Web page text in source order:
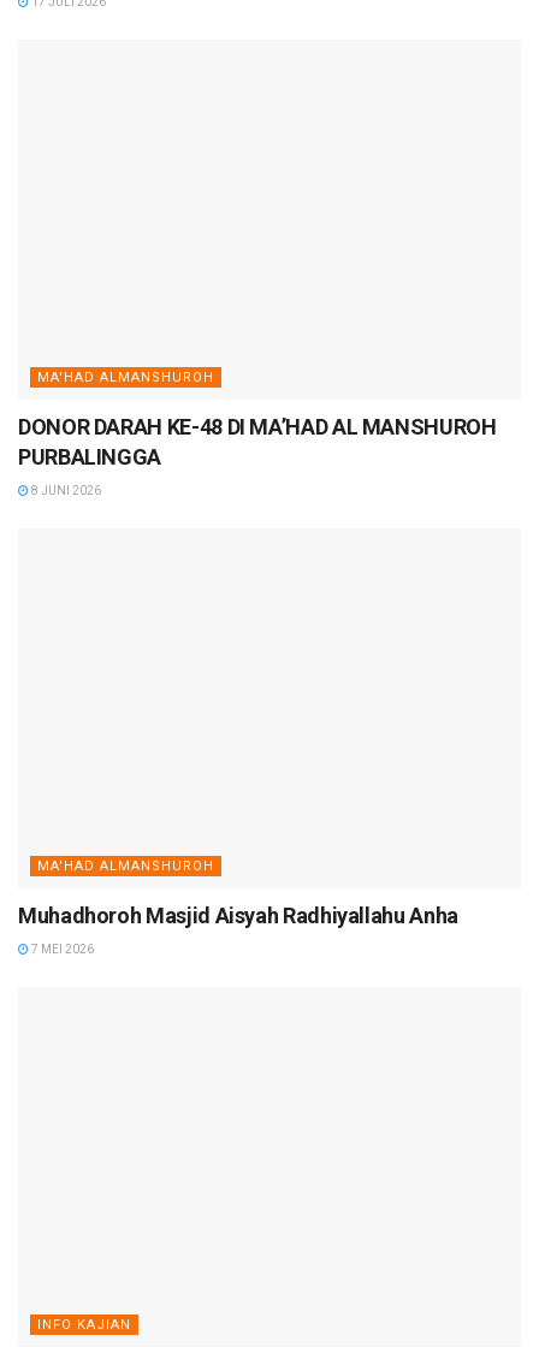
MA'HAD ALMANSHUROH
DONOR DARAH KE-48 DI MA’HAD AL MANSHUROH
PURBALINGGA
8 JUNI 2026
MA'HAD ALMANSHUROH
Muhadhoroh Masjid Aisyah Radhiyallahu Anha
7 MEI 2026
INFO KAJIAN